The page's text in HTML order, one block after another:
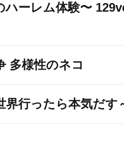
ハーレム体験〜
多様性のネコ
界行ったら本気だす